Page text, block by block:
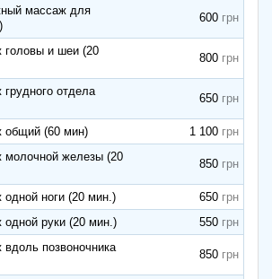
массаж для
600
головы и шеи (20
800
отдела
650
общий (60 мин)
1 100
молочной железы (20
850
ноги (20 мин.)
650
руки (20 мин.)
550
позвоночника
850